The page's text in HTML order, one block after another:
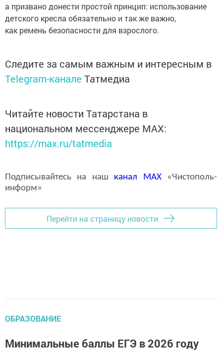
а призвано донести простой принцип: использование
детского кресла обязательно и так же важно,
как ремень безопасности для взрослого.
Следите за самым важным и интересным в
Telegram-канале Татмедиа
Читайте новости Татарстана в
национальном мессенджере MАХ:
https://max.ru/tatmedia
Подписывайтесь на наш канал MAX«Чистополь-
информ»
Перейти на страницу новости
ОБРАЗОВАНИЕ
Минимальные баллы ЕГЭ в 2026 году